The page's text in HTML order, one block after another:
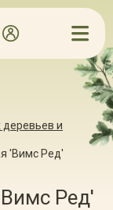
и
'Вимс Ред'
Ред'